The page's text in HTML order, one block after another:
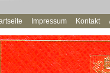
Impressum Kontakt